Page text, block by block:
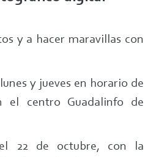
y a hacer maravillas con
y jueves en horario de
el centro Guadalinfo de
22 de octubre, con la